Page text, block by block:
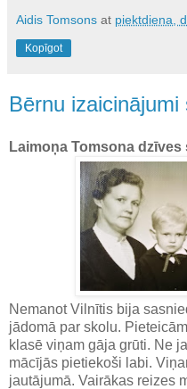
Aidis Tomsons at piektdiena,
Kopīgot
Bērnu izaicinājumi
Laimoņa Tomsona
Nemanot Vilnītis bija
jādomā par skolu.
klasē viņam gāja grūti. Ne
mācījās pietiekoši labi.
jautājumā. Vairākas reizes